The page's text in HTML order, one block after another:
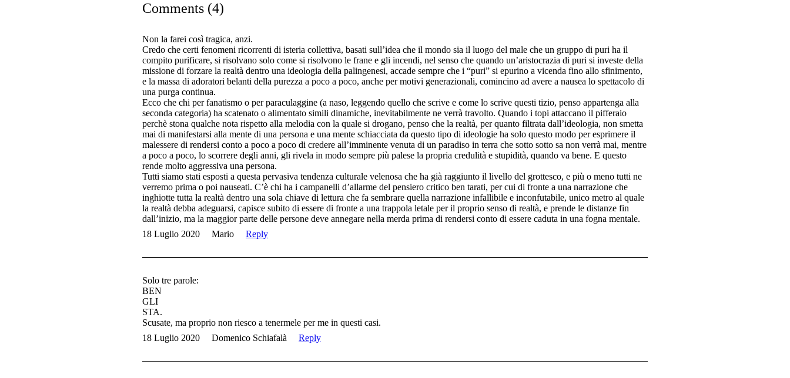
Comments (4)
Non la farei così tragica, anzi.
Credo che certi fenomeni ricorrenti di isteria collettiva, basati sull’idea che il mondo sia il luogo del male che un gruppo di puri ha il
compito purificare, si risolvano solo come si risolvono le frane e gli incendi, nel senso che quando un’aristocrazia di puri si investe della
missione di forzare la realtà dentro una ideologia della palingenesi, accade sempre che i “puri” si epurino a vicenda fino allo sfinimento,
e la massa di adoratori belanti della purezza a poco a poco, anche per motivi generazionali, comincino ad avere a nausea lo spettacolo di
una purga continua.
Ecco che chi per fanatismo o per paraculaggine (a naso, leggendo quello che scrive e come lo scrive questi tizio, penso appartenga alla
seconda categoria) ha scatenato o alimentato simili dinamiche, inevitabilmente ne verrà travolto. Quando i topi attaccano il pifferaio
perchè stona qualche nota rispetto alla melodia con la quale si drogano, penso che la realtà, per quanto filtrata dall’ideologia, non smetta
mai di manifestarsi alla mente di una persona e una mente schiacciata da questo tipo di ideologie ha solo questo modo per esprimere il
malessere di rendersi conto a poco a poco di credere all’imminente venuta di un paradiso in terra che sotto sotto sa non verrà mai, mentre
a poco a poco, lo scorrere degli anni, gli rivela in modo sempre più palese la propria credulità e stupidità, quando va bene. E questo
rende molto aggressiva una persona.
Tutti siamo stati esposti a questa pervasiva tendenza culturale velenosa che ha già raggiunto il livello del grottesco, e più o meno tutti ne
verremo prima o poi nauseati. C’è chi ha i campanelli d’allarme del pensiero critico ben tarati, per cui di fronte a una narrazione che
inghiotte tutta la realtà dentro una sola chiave di lettura che fa sembrare quella narrazione infallibile e inconfutabile, unico metro al quale
la realtà debba adeguarsi, capisce subito di essere di fronte a una trappola letale per il proprio senso di realtà, e prende le distanze fin
dall’inizio, ma la maggior parte delle persone deve annegare nella merda prima di rendersi conto di essere caduta in una fogna mentale.
18 Luglio 2020
Mario Reply
Solo tre parole:
BEN
GLI
STA.
Scusate, ma proprio non riesco a tenermele per me in questi casi.
18 Luglio 2020
Domenico Schiafalà Reply